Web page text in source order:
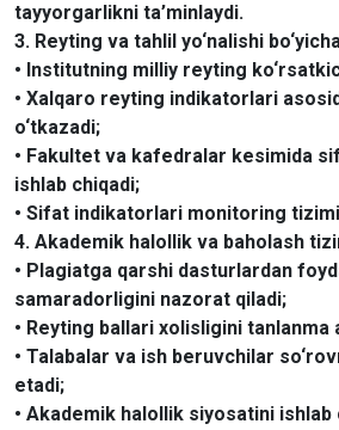
tayyorgarlikni ta’minlaydi.
3. Reyting va tahlil yo‘nalishi
• Institutning milliy reyting
• Xalqaro reyting indikatorlari
o‘tkazadi;
• Fakultet va kafedralar kesimida
ishlab chiqadi;
• Sifat indikatorlari monitoring
4. Akademik halollik va baholash
• Plagiatga qarshi dasturlardan
samaradorligini nazorat qiladi;
• Reyting ballari xolisligini tanlanma
• Talabalar va ish beruvchilar
etadi;
• Akademik halollik siyosatini